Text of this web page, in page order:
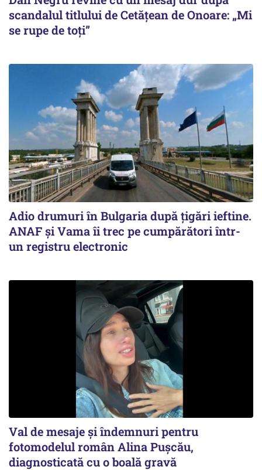
scandalul titlului de Cetățean de Onoare: „Mi
se rupe de toți”
Adio drumuri în Bulgaria după țigări ieftine.
ANAF și Vama îi trec pe cumpărători într-
un registru electronic
Val de mesaje și îndemnuri pentru
fotomodelul român Alina Pușcău,
diagnosticată cu o boală gravă